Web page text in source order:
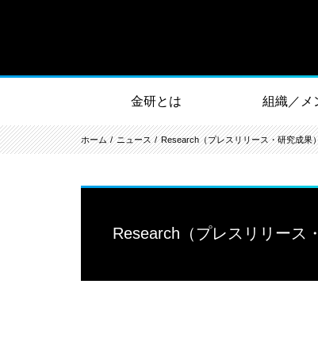
金研とは 組織／メ
ホーム ニュース Research（プレスリリース・研究成果
Research（プレスリリース